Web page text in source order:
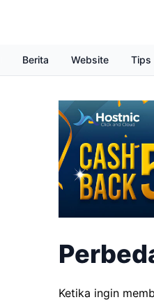
Berita Website Tips
Ketika ingin